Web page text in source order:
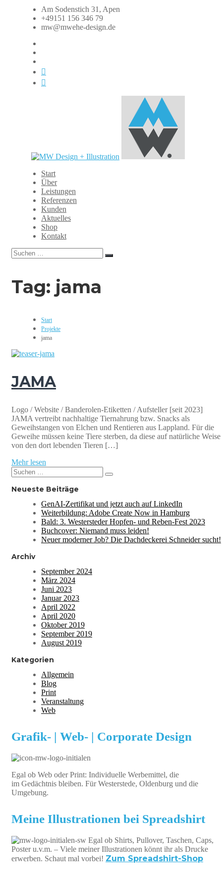
Am Sodenstich 31, Apen
+49151 156 346 79
mw@mwehe-design.de
Design
Illustration
Grafikdesign,
Webdesign,
Marketing,
Mediengestaltung
Start
Über
Leistungen
Referenzen
Kunden
Aktuelles
Shop
Kontakt
Suchen
nach:
Suchen
Tag: jama
Start
Projekte
jama
JAMA
Logo / Website / Banderolen-Etiketten / Aufsteller [seit 2023]
JAMA vertreibt nachhaltige Tiernahrung bzw. Snacks als
Geweihstangen von Elchen und Rentieren aus Lappland. Für die
Geweihe müssen keine Tiere sterben, da diese auf natürliche Weise
von den dort lebenden Tieren […]
Mehr lesen
Suchen
nach:
Suchen
Neueste Beiträge
GenAI-Zertifikat und jetzt auch auf LinkedIn
Weiterbildung: Adobe Create Now in Hamburg
Bald: 3. Westersteder Hopfen- und Reben-Fest 2023
Buchcover: Niemand muss leiden!
Neuer moderner Job? Die Dachdeckerei Schneider sucht!
Archiv
September 2024
März 2024
Juni 2023
Januar 2023
April 2022
April 2020
Oktober 2019
September 2019
August 2019
Kategorien
Allgemein
Blog
Print
Veranstaltung
Web
Grafik- | Web- | Corporate Design
Egal ob Web oder Print: Individuelle Werbemittel, die
im Gedächtnis bleiben. Für Westerstede, Oldenburg und die
Umgebung.
Meine Illustrationen bei Spreadshirt
Egal ob Shirts, Pullover, Taschen, Caps,
Poster u.v.m. – Viele meiner Illustrationen könnt ihr als Drucke
erwerben. Schaut mal vorbei! Zum Spreadshirt-Shop